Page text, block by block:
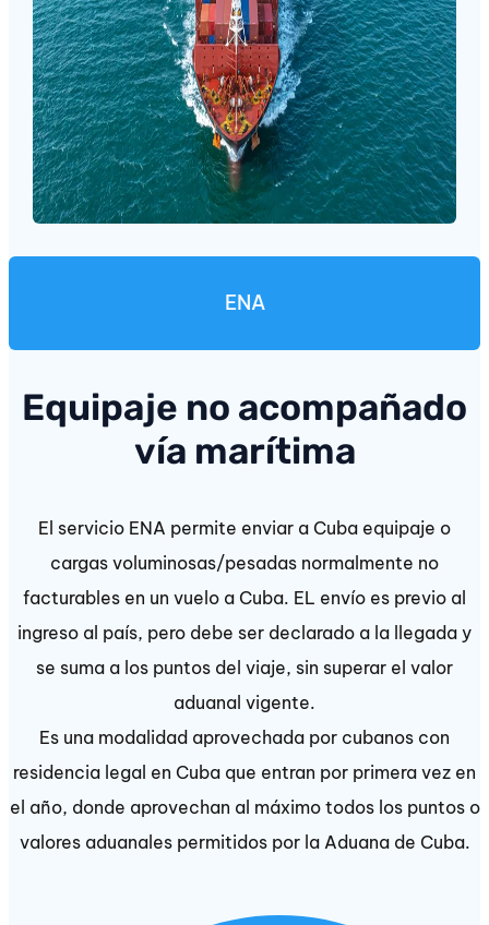
ENA
Equipaje no acompañado
vía marítima
El servicio ENA permite enviar a Cuba equipaje o
cargas voluminosas/pesadas normalmente no
facturables en un vuelo a Cuba. EL envío es previo al
ingreso al país, pero debe ser declarado a la llegada y
se suma a los puntos del viaje, sin superar el valor
aduanal vigente.
Es una modalidad aprovechada por cubanos con
residencia legal en Cuba que entran por primera vez en
el año, donde aprovechan al máximo todos los puntos o
valores aduanales permitidos por la Aduana de Cuba.